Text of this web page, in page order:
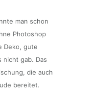
man schon
Photoshop
Deko, gute
nicht gab. Das
die auch
bereitet.